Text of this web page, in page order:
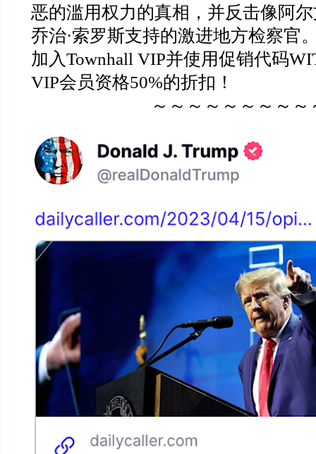
恶的滥用权力的真相，并反击像阿
乔治·索罗斯支持的激进地方检察官
加入Townhall VIP并使用促销代码
VIP会员资格50%的折扣！
～～～～～～～～～